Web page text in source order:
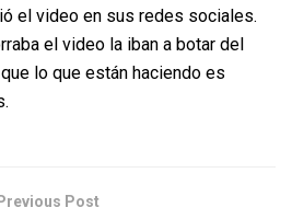
el video en sus redes sociales.
el video la iban a botar del
lo que están haciendo es
Previous Post